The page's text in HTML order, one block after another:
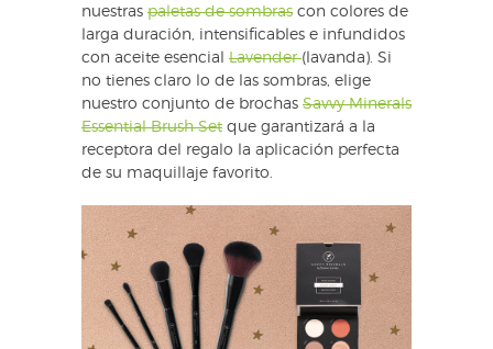
nuestras paletas de sombras con colores de
larga duración, intensificables e infundidos
con aceite esencial Lavender(lavanda). Si
no tienes claro lo de las sombras, elige
nuestro conjunto de brochas Savvy Minerals
Essential Brush Set que garantizará a la
receptora del regalo la aplicación perfecta
de su maquillaje favorito.